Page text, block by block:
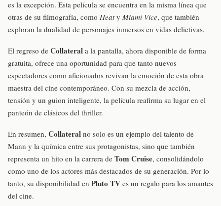
es la excepción. Esta película se encuentra en la misma línea que
otras de su filmografía, como Heaty Miami Vice, que también
exploran la dualidad de personajes inmersos en vidas delictivas.
El regreso de Collateral a la pantalla, ahora disponible de forma
gratuita, ofrece una oportunidad para que tanto nuevos
espectadores como aficionados revivan la emoción de esta obra
maestra del cine contemporáneo. Con su mezcla de acción,
tensión y un guion inteligente, la película reafirma su lugar en el
panteón de clásicos del thriller.
En resumen, Collateral no solo es un ejemplo del talento de
Mann y la química entre sus protagonistas, sino que también
representa un hito en la carrera de Tom Cruise, consolidándolo
como uno de los actores más destacados de su generación. Por lo
tanto, su disponibilidad en Pluto TV es un regalo para los amantes
del cine.